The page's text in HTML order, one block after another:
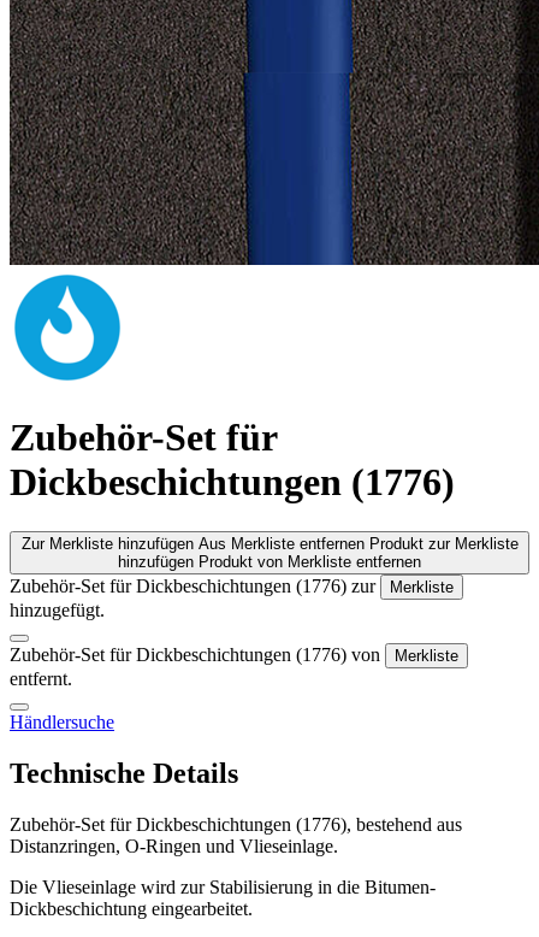
Zubehör-Set für
Dickbeschichtungen (1776)
Zur Merkliste hinzufügen Aus Merkliste entfernen Produkt zur Merkliste
hinzufügen Produkt von Merkliste entfernen
Zubehör-Set für Dickbeschichtungen (1776) zur Merkliste
hinzugefügt.
Zubehör-Set für Dickbeschichtungen (1776) von Merkliste
entfernt.
Händlersuche
Technische Details
Zubehör-Set für Dickbeschichtungen (1776), bestehend aus
Distanzringen, O-Ringen und Vlieseinlage.
Die Vlieseinlage wird zur Stabilisierung in die Bitumen-
Dickbeschichtung eingearbeitet.